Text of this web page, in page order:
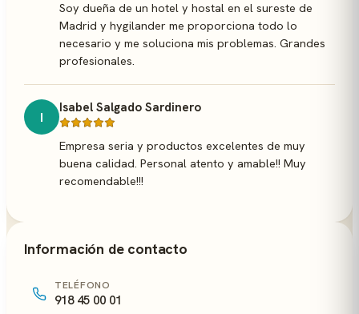
Soy dueña de un hotel y hostal en el sureste de
Madrid y hygilander me proporciona todo lo
necesario y me soluciona mis problemas. Grandes
profesionales.
I
Isabel Salgado Sardinero
Empresa seria y productos excelentes de muy
buena calidad. Personal atento y amable!! Muy
recomendable!!!
Información de contacto
TELÉFONO
918 45 00 01